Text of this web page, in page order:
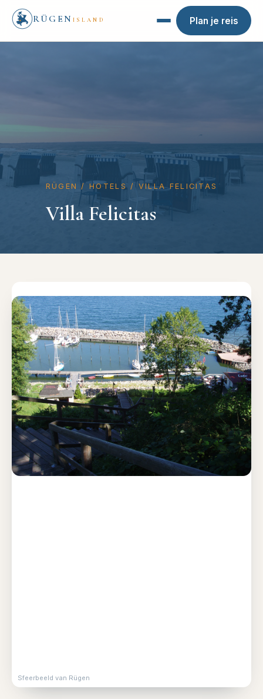
RÜGEN ISLAND Plan je reis
RÜGEN / HOTELS/ VILLA FELICITAS
Villa Felicitas
Sfeerbeeld van Rügen